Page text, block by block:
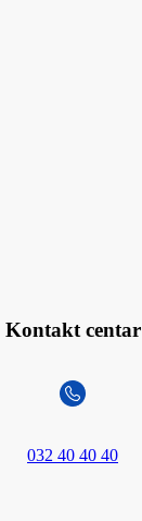
Kontakt centar
032 40 40 40